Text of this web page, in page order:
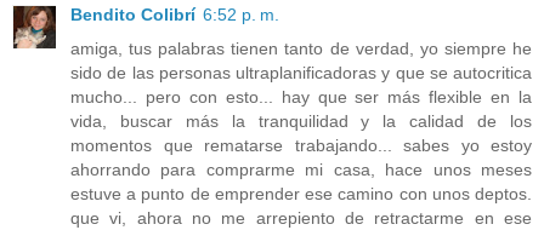
Bendito Colibrí 6:52 p. m.
amiga, tus palabras tienen tanto de verdad, yo siempre he
sido de las personas ultraplanificadoras y que se autocritica
mucho... pero con esto... hay que ser más flexible en la
vida, buscar más la tranquilidad y la calidad de los
momentos que rematarse trabajando... sabes yo estoy
ahorrando para comprarme mi casa, hace unos meses
estuve a punto de emprender ese camino con unos deptos.
que vi, ahora no me arrepiento de retractarme en ese